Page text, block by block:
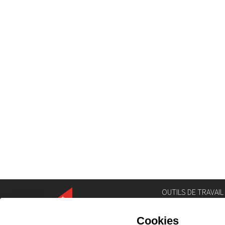
OUTILS DE TRAVAIL
Géoportail